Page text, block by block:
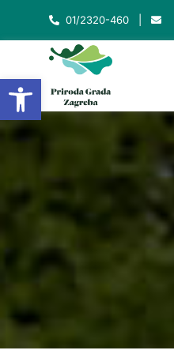
Open toolbar
01/2320-460|